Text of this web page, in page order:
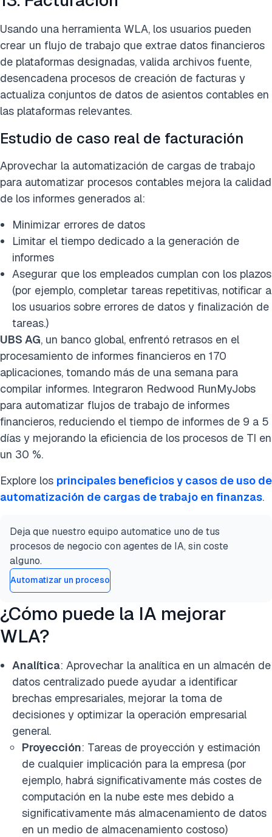
Usando una herramienta WLA, los usuarios pueden
crear un flujo de trabajo que extrae datos financieros
de plataformas designadas, valida archivos fuente,
desencadena procesos de creación de facturas y
actualiza conjuntos de datos de asientos contables en
las plataformas relevantes.
Estudio de caso real de facturación
Aprovechar la automatización de cargas de trabajo
para automatizar procesos contables mejora la calidad
de los informes generados al:
Minimizar errores de datos
Limitar el tiempo dedicado a la generación de
informes
Asegurar que los empleados cumplan con los plazos
(por ejemplo, completar tareas repetitivas, notificar a
los usuarios sobre errores de datos y finalización de
tareas.)
UBS AG, un banco global, enfrentó retrasos en el
procesamiento de informes financieros en 170
aplicaciones, tomando más de una semana para
compilar informes. Integraron Redwood RunMyJobs
para automatizar flujos de trabajo de informes
financieros, reduciendo el tiempo de informes de 9 a 5
días y mejorando la eficiencia de los procesos de TI en
un 30 %.
Explore los principales beneficios y casos de uso de
automatización de cargas de trabajo en finanzas.
Deja que nuestro equipo automatice uno de tus
procesos de negocio con agentes de IA, sin coste
alguno.
Automatizar un proceso
¿Cómo puede la IA mejorar
WLA?
Analítica: Aprovechar la analítica en un almacén de
datos centralizado puede ayudar a identificar
brechas empresariales, mejorar la toma de
decisiones y optimizar la operación empresarial
general.
Proyección: Tareas de proyección y estimación
de cualquier implicación para la empresa (por
ejemplo, habrá significativamente más costes de
computación en la nube este mes debido a
significativamente más almacenamiento de datos
en un medio de almacenamiento costoso)